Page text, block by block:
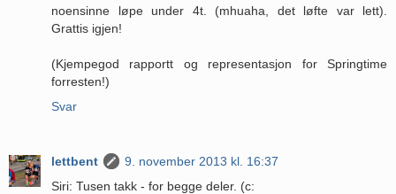
noensinne løpe under 4t. (mhuaha, det løfte var lett).
Grattis igjen!
(Kjempegod rapportt og representasjon for Springtime
forresten!)
Svar
lettbent
9. november 2013 kl. 16:37
Siri: Tusen takk - for begge deler. (c: